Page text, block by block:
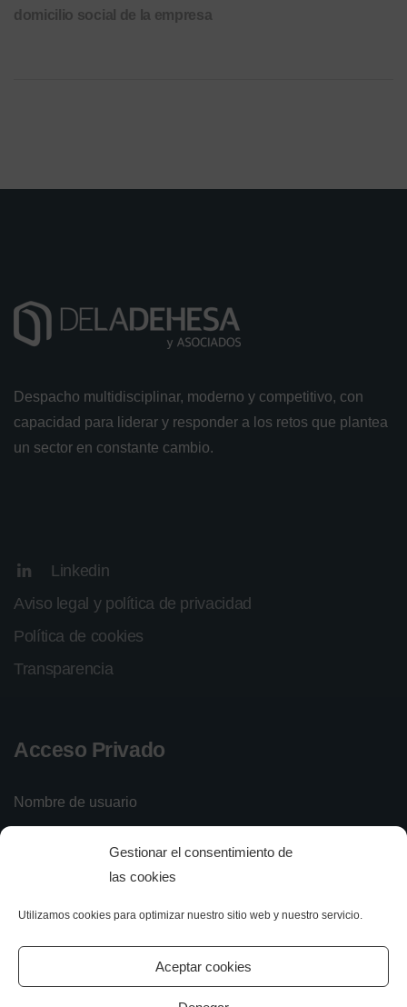
Gestionar el consentimiento de
las cookies
Utilizamos cookies para optimizar nuestro sitio web y nuestro servicio.
Aceptar cookies
domicilio social de la empresa
Despacho multidisciplinar, moderno y competitivo, con
capacidad para liderar y responder a los retos que plantea
un sector en constante cambio.
Linkedin
Aviso legal y política de privacidad
Política de cookies
Transparencia
Acceso Privado
Nombre de usuario
Olvidé mi contraseña